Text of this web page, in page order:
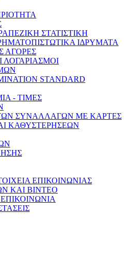
ΣΤΑΤΙΣΤΙΚΗ
ΙΔΡΥΜΑΤΑ
ΑΓΟΡΕΣ
ΛΟΓΑΡΙΑΣΜΟΙ
STANDARD
- ΤΙΜΕΣ
ΣΥΝΑΛΛΑΓΩΝ ΜΕ ΚΑΡΤΕΣ
ΚΑΘΥΣΤΕΡΗΣΕΩΝ
ΕΠΙΚΟΙΝΩΝΙΑΣ
ΚΑΙ ΒΙΝΤΕΟ